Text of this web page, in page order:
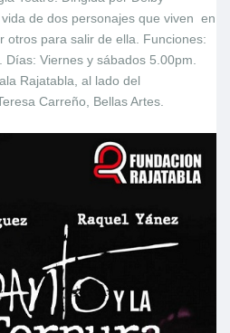
de dos personajes que viven en
otros para salir de ella. Funciones:
Días: Viernes y sábados 5.00pm.
Rajatabla, al lado del
Carreño, Bellas Artes.